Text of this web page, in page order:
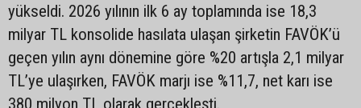
yükseldi. 2026 yılının ilk 6 ay toplamında ise 18,3
milyar TL konsolide hasılata ulaşan şirketin FAVÖK’ü
geçen yılın aynı dönemine göre %20 artışla 2,1 milyar
TL’ye ulaşırken, FAVÖK marjı ise %11,7, net karı ise
380 milyon TL olarak gerçekleşti.